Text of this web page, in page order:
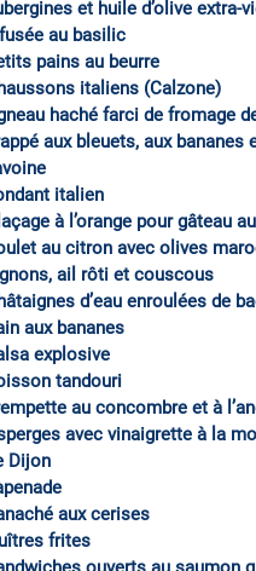
et huile d’olive extra-
au basilic
pains au beurre
italiens (Calzone)
haché farci de fromage
aux bleuets, aux bananes
italien
à l’orange pour gâteau
au citron avec olives
ail rôti et couscous
d’eau enroulées de
aux bananes
explosive
tandouri
au concombre et à
avec vinaigrette à la
Dijon
aux cerises
frites